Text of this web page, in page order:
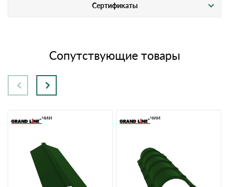
Сертификаты
Сопутствующие товары
В наличии В наличии